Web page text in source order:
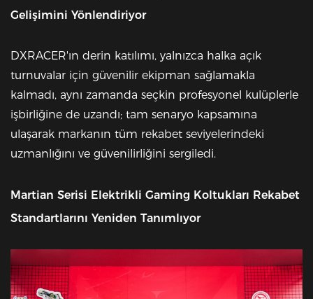
Gelişimini Yönlendiriyor
DXRACER'ın derin katılımı, yalnızca halka açık
turnuvalar için güvenilir ekipman sağlamakla
kalmadı, aynı zamanda seçkin profesyonel kulüplerle
işbirliğine de uzandı; tam senaryo kapsamına
ulaşarak markanın tüm rekabet seviyelerindeki
uzmanlığını ve güvenilirliğini sergiledi.
Martian Serisi Elektrikli Gaming Koltukları Rekabet
Standartlarını Yeniden Tanımlıyor